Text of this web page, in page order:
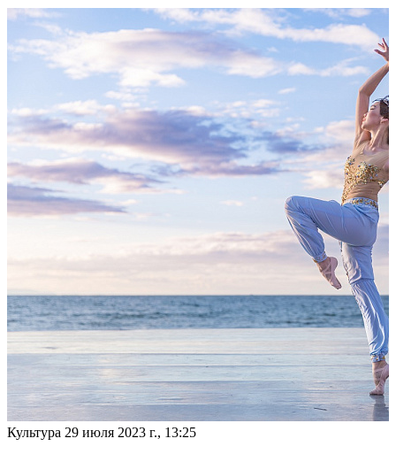
Культура 29 июля 2023 г., 13:25